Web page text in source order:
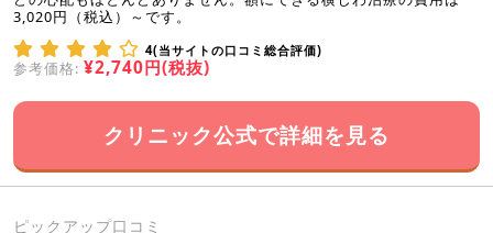
3,020円（税込）～です。
4(当サイトの口コミ総合評価)
参考価格: ¥2,740円(税抜)
クリニック公式で詳細を見る
ピックアップ口コミ